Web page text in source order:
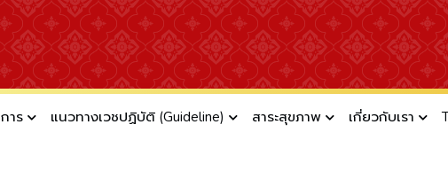
าร แนวทางเวชปฏิบัติ (Guideline) สาระสุขภาพ เกี่ยวกับเรา
าศนียบัตรฯ ด้านเวชศาสตร์ความงามและฟื้นฟูสภ